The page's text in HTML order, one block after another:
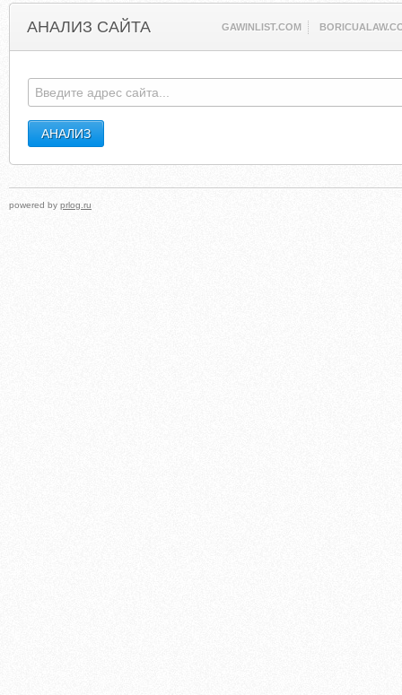
АНАЛИЗ САЙТА GAWINLIST.COM
powered by prlog.ru